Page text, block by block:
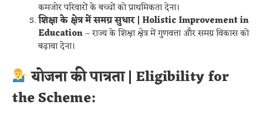
कमजोर परिवारों के बच्चों को प्राथमिकता देना।
शिक्षा के क्षेत्र में समग्र सुधार | Holistic Improvement in
Education– राज्य के शिक्षा क्षेत्र में गुणवत्ता और समग्र विकास को
बढ़ावा देना।
योजना की पात्रता | Eligibility for
the Scheme: